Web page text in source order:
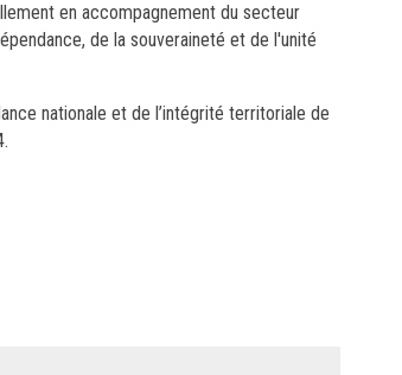
en accompagnement du secteur
de la souveraineté et de l'unité
nationale et de l’intégrité territoriale de